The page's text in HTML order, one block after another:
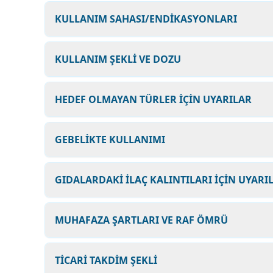
KULLANIM SAHASI/ENDİKASYONLARI
KULLANIM ŞEKLİ VE DOZU
HEDEF OLMAYAN TÜRLER İÇİN UYARILAR
GEBELİKTE KULLANIMI
GIDALARDAKİ İLAÇ KALINTILARI İÇİN
MUHAFAZA ŞARTLARI VE RAF ÖMRÜ
TİCARİ TAKDİM ŞEKLİ